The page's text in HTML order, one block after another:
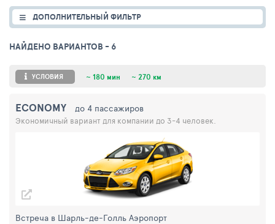
ДОПОЛНИТЕЛЬНЫЙ ФИЛЬТР
НАЙДЕНО ВАРИАНТОВ - 6
УСЛОВИЯ ~ 180 мин ~ 270 км
Встреча в Шарль-де-Голль Аэропорт
ECONOMY до 4 пассажиров
Экономичный вариант для компании до 3-4 человек.